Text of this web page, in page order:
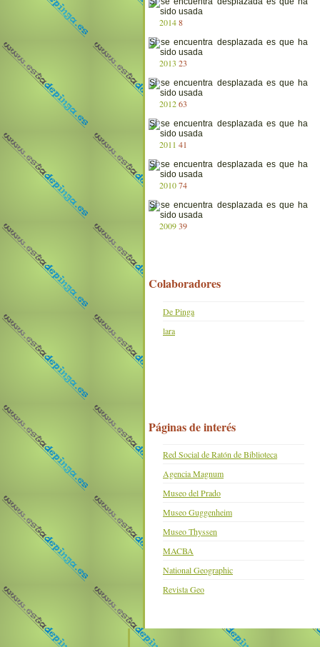
20148
2013 23
201263
2011 41
201074
200939
Colaboradores
De Pinga
lara
Páginas de interés
Red Social de Ratón de Biblioteca
Agencia Magnum
Museo del Prado
Museo Guggenheim
Museo Thyssen
MACBA
National Geographic
Revista Geo